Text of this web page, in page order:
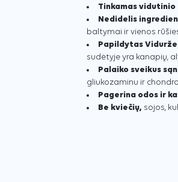
Tinkamas
Nedidelis
baltymai ir vienos
Papildytas
sudėtyje yra kanapių,
Palaiko sveikus
gliukozaminu ir
Pagerina odos ir
Be kviečių, sojos,